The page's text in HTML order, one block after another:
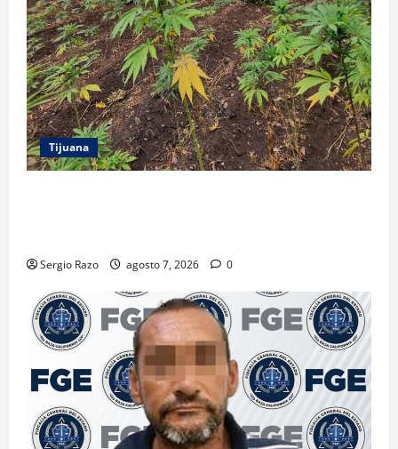
Tijuana
Sergio Razo agosto 7, 2026 0